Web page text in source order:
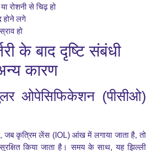
रोशनी से चिढ़ हो
होने लगे
हो
के बाद दृष्टि संबंधी
कारण
ओपेसिफिकेशन (पीसीओ)
जब कृत्रिम लेंस (IOL) आंख में लगाया जाता है, तो
किया जाता है। समय के साथ, यह झिल्ली